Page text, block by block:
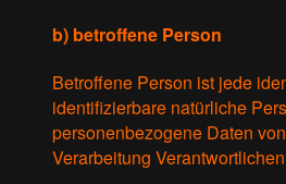
b) betroffene Person
Betroffene Person ist jede
identifizierbare natürliche
personenbezogene Daten
Verarbeitung